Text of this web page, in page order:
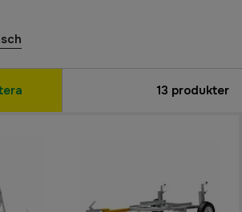
13 produkter